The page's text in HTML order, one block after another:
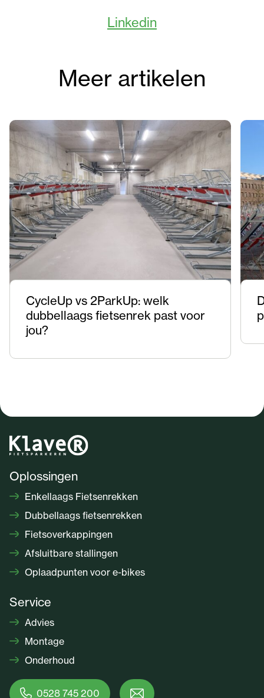
Linkedin
Meer artikelen
CycleUp vs 2ParkUp: welk
dubbellaags fietsenrek past voor
jou?
Oplossingen
Enkellaags Fietsenrekken
Dubbellaags fietsenrekken
Fietsoverkappingen
Afsluitbare stallingen
Oplaadpunten voor e-bikes
Service
Advies
Montage
Onderhoud
0528 745 200